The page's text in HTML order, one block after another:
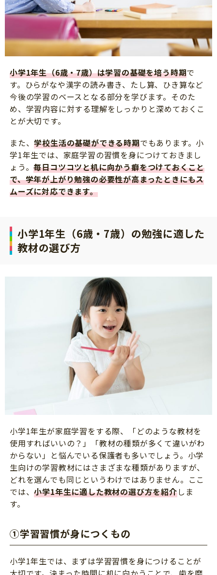
小学1年生（6歳・7歳）は学習の基礎を培う時期で
す。ひらがなや漢字の読み書き、たし算、ひき算など
今後の学習のベースとなる部分を学びます。そのた
め、学習内容に対する理解をしっかりと深めておくこ
とが大切です。
また、学校生活の基礎ができる時期でもあります。小
学1年生では、家庭学習の習慣を身につけておきまし
ょう。毎日コツコツと机に向かう癖をつけておくこと
で、学年が上がり勉強の必要性が高まったときにもス
ムーズに対応できます。
小学1年生（6歳・7歳）の勉強に適した
教材の選び方
小学1年生が家庭学習をする際、「どのような教材を
使用すればいいの？」「教材の種類が多くて違いがわ
からない」と悩んでいる保護者も多いでしょう。小学
生向けの学習教材にはさまざまな種類がありますが、
どれを選んでも同じというわけではありません。ここ
では、小学1年生に適した教材の選び方を紹介しま
す。
①学習習慣が身につくもの
小学1年生では、まずは学習習慣を身につけることが